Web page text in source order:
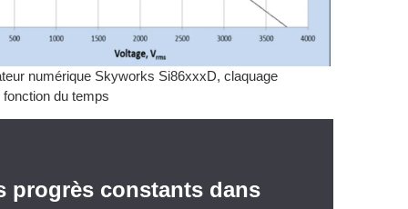
numérique Skyworks Si86xxxD, claquage
du temps
progrès constants dans